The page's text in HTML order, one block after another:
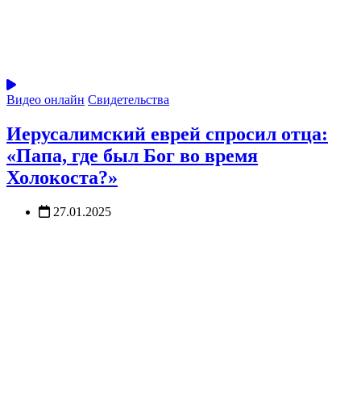
Видео онлайн Свидетельства
Иерусалимский еврей спросил отца:
«Папа, где был Бог во время
Холокоста?»
27.01.2025